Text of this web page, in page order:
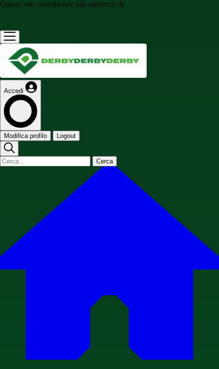
Questo sito contribuisce alla audience de
Accedi
Modifica profilo Logout
Cerca